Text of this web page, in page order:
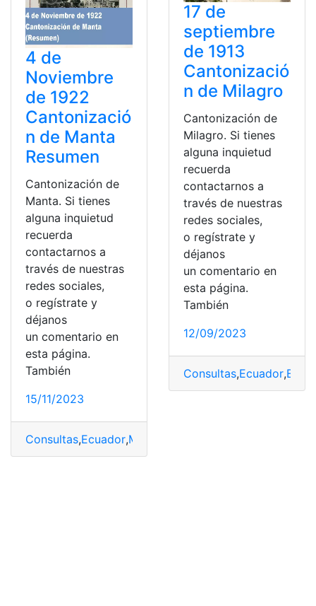
4 de
Noviembre
de 1922
Cantonizació
n de Manta
Resumen
Cantonización de
Manta. Si tienes
alguna inquietud
recuerda
contactarnos a
través de nuestras
redes sociales,
o regístrate y
déjanos
un comentario en
esta página.
También
15/11/2023
Consultas,Ecuador,Manta
17 de
septiembre
de 1913
Cantonizació
n de Milagro
Cantonización de
Milagro. Si tienes
alguna inquietud
recuerda
contactarnos a
través de nuestras
redes sociales,
o regístrate y
déjanos
un comentario en
esta página.
También
12/09/2023
Consultas,Ecuador,